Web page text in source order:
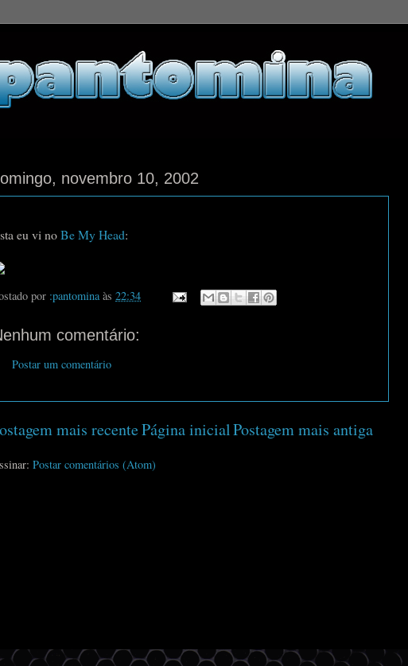
novembro 10, 2002
eu vi noBe My Head:
por :pantomina às 22:34
comentário:
Postar um comentário
mais recente Postagem mais antiga
Página inicial
Postar comentários (Atom)